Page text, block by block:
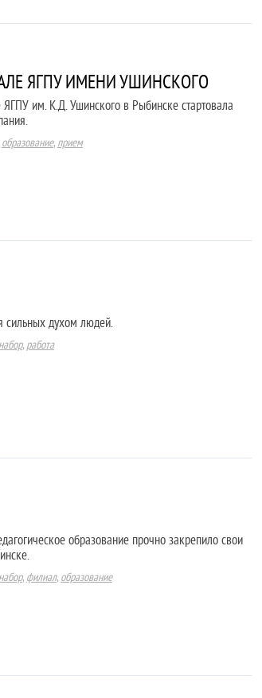
ЯГПУ ИМЕНИ УШИНСКОГО
им. К.Д. Ушинского в Рыбинске стартовала
образование, прием
сильных духом людей.
набор, работа
образование прочно закрепило свои
набор, филиал, образование